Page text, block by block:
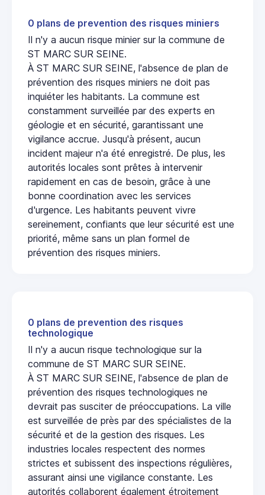
0 plans de prevention des risques miniers
Il n'y a aucun risque minier sur la commune de
ST MARC SUR SEINE.
À ST MARC SUR SEINE, l'absence de plan de
prévention des risques miniers ne doit pas
inquiéter les habitants. La commune est
constamment surveillée par des experts en
géologie et en sécurité, garantissant une
vigilance accrue. Jusqu'à présent, aucun
incident majeur n'a été enregistré. De plus, les
autorités locales sont prêtes à intervenir
rapidement en cas de besoin, grâce à une
bonne coordination avec les services
d'urgence. Les habitants peuvent vivre
sereinement, confiants que leur sécurité est une
priorité, même sans un plan formel de
prévention des risques miniers.
0 plans de prevention des risques
technologique
Il n'y a aucun risque technologique sur la
commune de ST MARC SUR SEINE.
À ST MARC SUR SEINE, l'absence de plan de
prévention des risques technologiques ne
devrait pas susciter de préoccupations. La ville
est surveillée de près par des spécialistes de la
sécurité et de la gestion des risques. Les
industries locales respectent des normes
strictes et subissent des inspections régulières,
assurant ainsi une vigilance constante. Les
autorités collaborent également étroitement